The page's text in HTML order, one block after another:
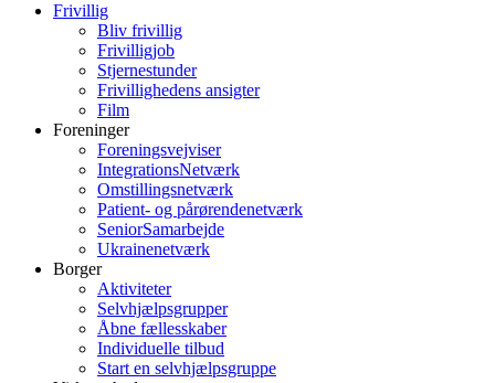
Frivillig
Bliv frivillig
Frivilligjob
Stjernestunder
Frivillighedens ansigter
Film
Foreninger
Foreningsvejviser
IntegrationsNetværk
Omstillingsnetværk
Patient- og pårørendenetværk
SeniorSamarbejde
Ukrainenetværk
Borger
Aktiviteter
Selvhjælpsgrupper
Åbne fællesskaber
Individuelle tilbud
Start en selvhjælpsgruppe